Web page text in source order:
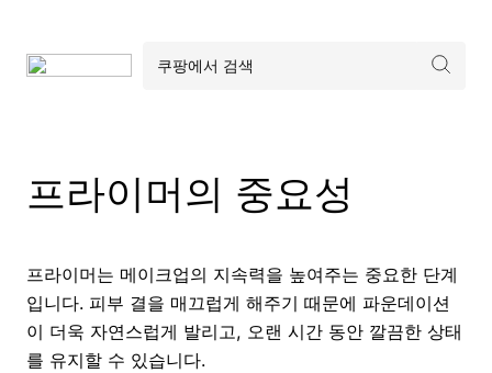
프라이머의 중요성
프라이머는 메이크업의 지속력을 높여주는 중요한 단계
입니다. 피부 결을 매끄럽게 해주기 때문에 파운데이션
이 더욱 자연스럽게 발리고, 오랜 시간 동안 깔끔한 상태
를 유지할 수 있습니다.